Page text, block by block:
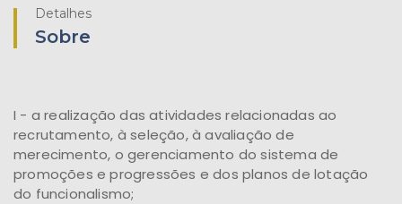
Detalhes
Sobre
I - a realização das atividades relacionadas ao
recrutamento, à seleção, à avaliação de
merecimento, o gerenciamento do sistema de
promoções e progressões e dos planos de lotação
do funcionalismo;